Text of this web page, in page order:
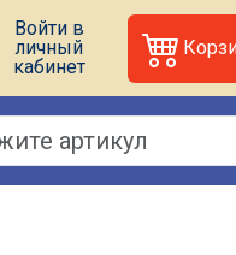
Войти в
личный
кабинет